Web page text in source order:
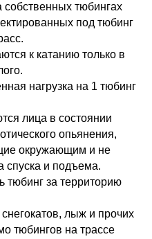
тюбингах
под тюбинг
к катанию только в
нагрузка на 1 тюбинг
лица в состоянии
опьянения,
окружающим и не
и подъема.
тюбинг за территорию
лыж и прочих
тюбингов на трассе